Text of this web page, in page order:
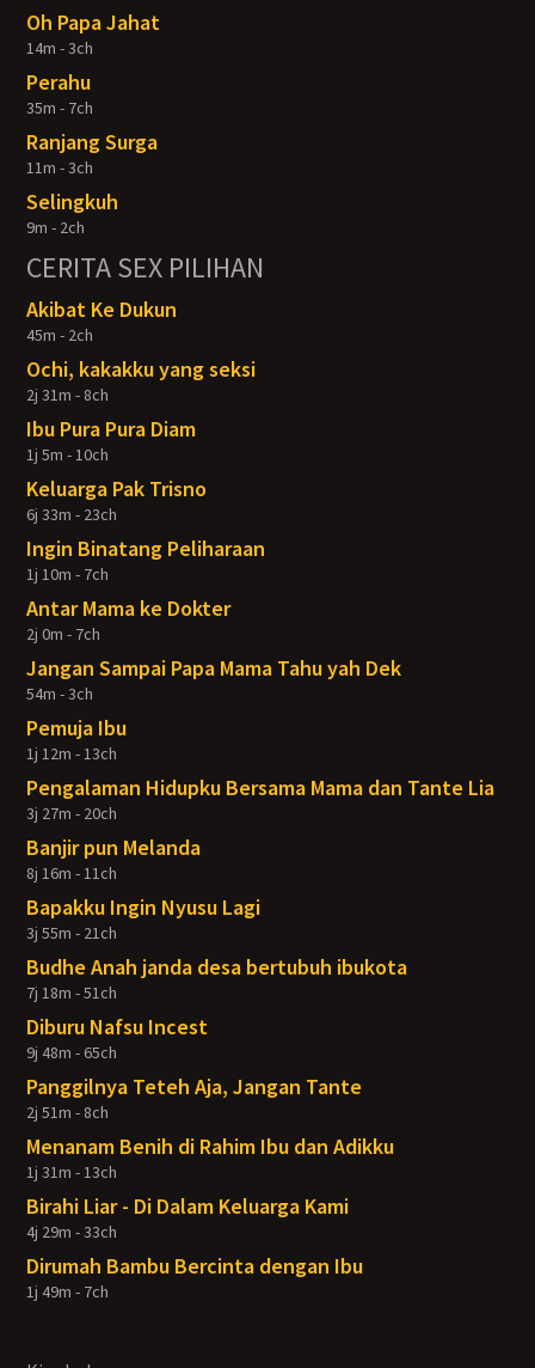
Oh Papa Jahat
14m - 3ch
Perahu
35m - 7ch
Ranjang Surga
11m - 3ch
Selingkuh
9m - 2ch
CERITA SEX PILIHAN
Akibat Ke Dukun
45m - 2ch
Ochi, kakakku yang seksi
2j 31m - 8ch
Ibu Pura Pura Diam
1j 5m - 10ch
Keluarga Pak Trisno
6j 33m - 23ch
Ingin Binatang Peliharaan
1j 10m - 7ch
Antar Mama ke Dokter
2j 0m - 7ch
Jangan Sampai Papa Mama Tahu yah Dek
54m - 3ch
Pemuja Ibu
1j 12m - 13ch
Pengalaman Hidupku Bersama Mama dan Tante Lia
3j 27m - 20ch
Banjir pun Melanda
8j 16m - 11ch
Bapakku Ingin Nyusu Lagi
3j 55m - 21ch
Budhe Anah janda desa bertubuh ibukota
7j 18m - 51ch
Diburu Nafsu Incest
9j 48m - 65ch
Panggilnya Teteh Aja, Jangan Tante
2j 51m - 8ch
Menanam Benih di Rahim Ibu dan Adikku
1j 31m - 13ch
Birahi Liar - Di Dalam Keluarga Kami
4j 29m - 33ch
Dirumah Bambu Bercinta dengan Ibu
1j 49m - 7ch